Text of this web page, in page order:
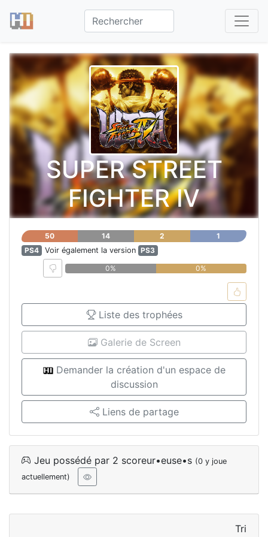
SUPER STREET
FIGHTER Ⅳ
50 14 2
1
PS4
Voir également la version PS3
0%
0%
Liste des trophées
Galerie de Screen
Demander la création d'un espace de
discussion
Liens de partage
Jeu possédé par 2 scoreur•euse•s (0 y joue
actuellement)
Tri